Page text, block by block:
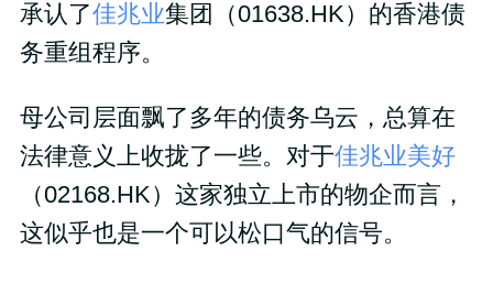
承认了佳兆业集团（01638.HK）的香港债
务重组程序。
母公司层面飘了多年的债务乌云，总算在
法律意义上收拢了一些。对于佳兆业美好
（02168.HK）这家独立上市的物企而言，
这似乎也是一个可以松口气的信号。